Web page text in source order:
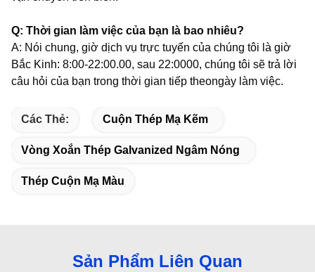
Q: Thời gian làm việc của bạn là bao nhiêu?
A: Nói chung, giờ dịch vụ trực tuyến của chúng tôi là giờ
Bắc Kinh: 8:00-22:00.00, sau 22:0000, chúng tôi sẽ trả lời
câu hỏi của bạn trong thời gian tiếp theongày làm việc.
Các Thẻ: Cuộn Thép Mạ Kẽm
Vòng Xoắn Thép Galvanized Ngâm Nóng
Thép Cuộn Mạ Màu
Sản Phẩm Liên Quan